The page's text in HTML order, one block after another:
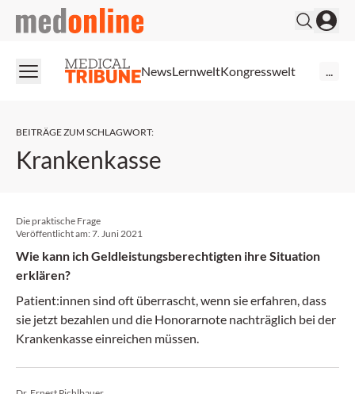
medonline
NewsLernweltKongresswelt
BEITRÄGE ZUM SCHLAGWORT:
Krankenkasse
Die praktische Frage
Veröffentlicht am:7. Juni 2021
Wie kann ich Geldleistungsberechtigten ihre Situation
erklären?
Patient:innen sind oft überrascht, wenn sie erfahren, dass
sie jetzt bezahlen und die Honorarnote nachträglich bei der
Krankenkasse einreichen müssen.